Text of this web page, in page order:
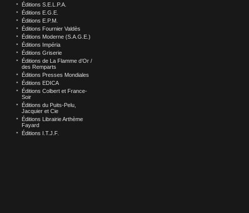
Éditions S.E.L.P.A.
Éditions E.G.E.
Éditions E.P.M.
Éditions Fournier Valdès
Éditions Moderne (S.A.G.E.)
Éditions Impéria
Éditions Griserie
Éditions de La Flamme d’Or /
des Remparts
Éditions Presses Mondiales
Éditions EDICA
Éditions Colbert et France-
Soir
Éditions du Puits-Pelu,
Jacquier et Cie
Éditions Librairie Arthème
Fayard
Éditions I.T.J.F.